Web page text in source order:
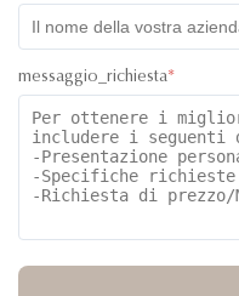
messaggio_richiesta*